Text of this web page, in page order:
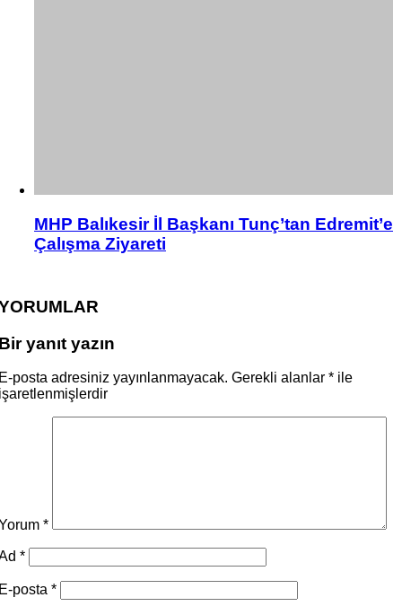
MHP Balıkesir İl Başkanı Tunç’tan Edremit’e
Çalışma Ziyareti
yanıt yazın
posta adresiniz yayınlanmayacak. Gerekli alanlar * ile
*
*
posta *